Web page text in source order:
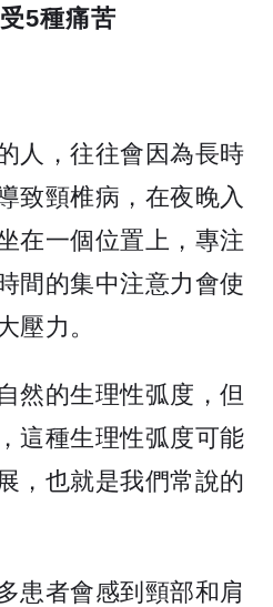
5種痛苦
人，往往會因為長時
致頸椎病，在夜晚入
在一個位置上，專注
間的集中注意力會使
壓力。
然的生理性弧度，但
這種生理性弧度可能
，也就是我們常說的
患者會感到頸部和肩